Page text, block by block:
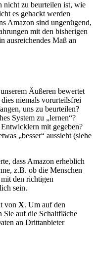
nicht zu beurteilen ist, wie
es gehackt werden
Amazon sind ungenügend,
mit den bisherigen
ausreichendes Maß an
Äußeren bewertet
niemals vorurteilsfrei
uns zu beurteilen?
System zu „lernen“?
mit gegeben?
„besser“ aussieht (siehe
dass Amazon erheblich
z.B. ob die Menschen
den richtigen
sein.
von X. Um auf den
auf die Schaltfläche
an Drittanbieter